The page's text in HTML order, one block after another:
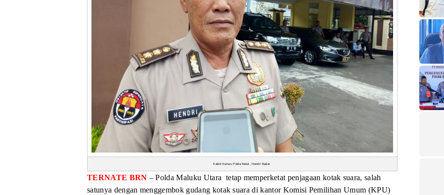
Kabid Humas Polda Malut, Hendri Badar
TERNATE BRN – Polda Maluku Utara tetap memperketat penjagaan kotak suara, salah
satunya dengan menggembok gudang kotak suara di kantor Komisi Pemilihan Umum (KPU)